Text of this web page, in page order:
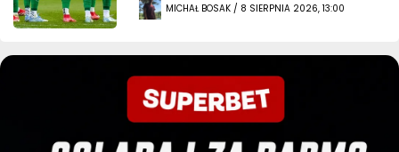
MICHAŁ BOSAK / 8 SIERPNIA 2026, 13:00